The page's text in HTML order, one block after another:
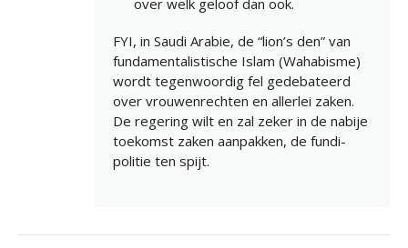
FYI, in Saudi Arabie, de “lion’s den” van
fundamentalistische Islam (Wahabisme)
wordt tegenwoordig fel gedebateerd
over vrouwenrechten en allerlei zaken.
De regering wilt en zal zeker in de nabije
toekomst zaken aanpakken, de fundi-
politie ten spijt.